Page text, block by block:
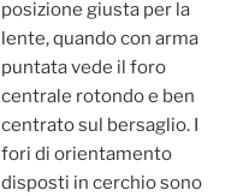
posizione giusta per la
lente, quando con arma
puntata vede il foro
centrale rotondo e ben
centrato sul bersaglio. I
fori di orientamento
disposti in cerchio sono